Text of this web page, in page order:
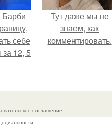
Барби
себе
за 12, 5
Тут даже мы не
знаем, как
комментировать.
соглашение